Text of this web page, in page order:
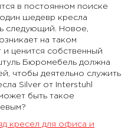
в постоянном поиске
шедевр кресла
следующий. Новое,
на таком
и ценится собственный
Бюромебель должна
чтобы деятельно служить
Silver от Interstuhl
быть такое
кресел для офиса и